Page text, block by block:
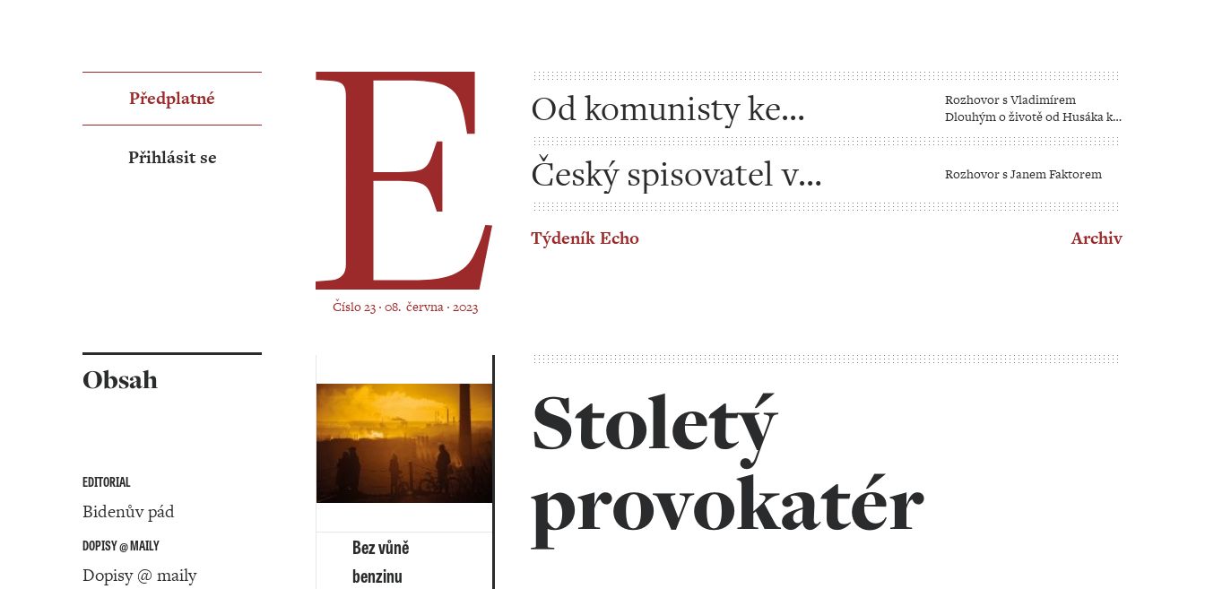
Číslo 23 ‧ 08. června ‧ 2023
Od komunisty ke
komunistovi
Rozhovor s Vladimírem
Dlouhým o životě od Husáka k
Pavlovi
Český spisovatel v
Německu
Rozhovor s Janem Faktorem
Týdeník Echo Archiv
Předplatné
Přihlásit se
Obsah
EDITORIAL
Bidenův pád
DOPISY @ MAILY
Dopisy @ maily
Stoletý
provokatér
Bez vůně
benzinu